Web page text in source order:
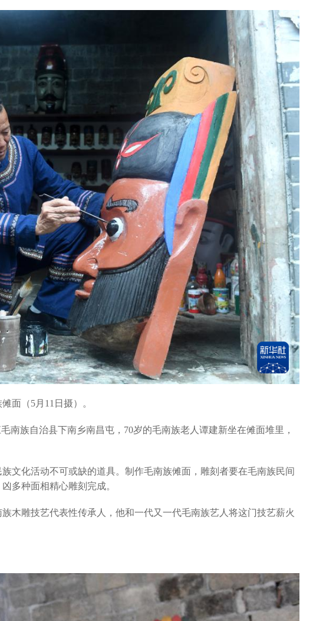
（5月11日摄）。
南族自治县下南乡南昌屯，70岁的毛南族老人谭建新坐在傩面堆里，
化活动不可或缺的道具。制作毛南族傩面，雕刻者要在毛南族民间
多种面相精心雕刻完成。
雕技艺代表性传承人，他和一代又一代毛南族艺人将这门技艺薪火